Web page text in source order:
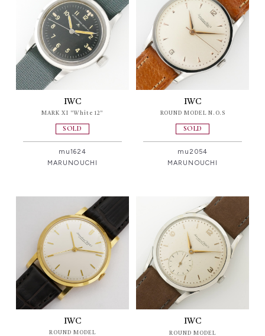
IWC
MARK XI "White 12"
SOLD
mu1624
MARUNOUCHI
IWC
ROUND MODEL N.O.S
SOLD
mu2054
MARUNOUCHI
IWC
ROUND MODEL
IWC
ROUND MODEL